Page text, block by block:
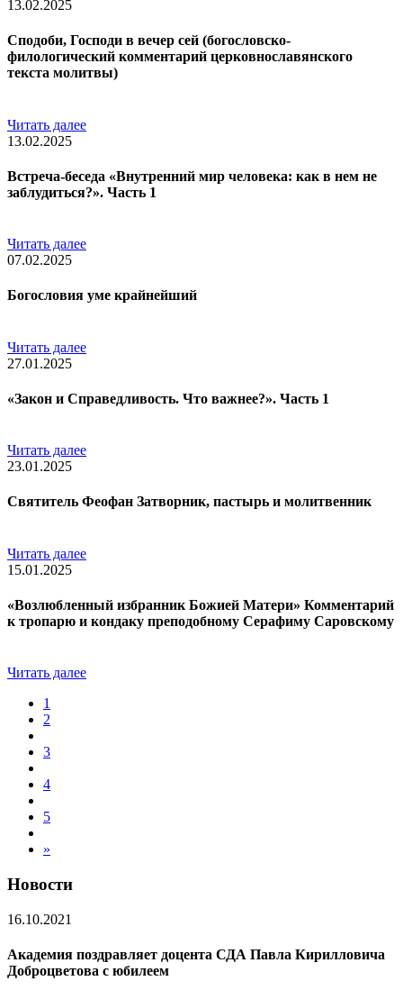
13.02.2025
Сподоби, Господи в вечер сей (богословско-
филологический комментарий церковнославянского
текста молитвы)
Читать далее
13.02.2025
Встреча-беседа «Внутренний мир человека: как в нем не
заблудиться?». Часть 1
Читать далее
07.02.2025
Богословия уме крайнейший
Читать далее
27.01.2025
«Закон и Справедливость. Что важнее?». Часть 1
Читать далее
23.01.2025
Святитель Феофан Затворник, пастырь и молитвенник
Читать далее
15.01.2025
«Возлюбленный избранник Божией Матери» Комментарий
к тропарю и кондаку преподобному Серафиму Саровскому
Читать далее
1
2
3
4
5
»
Новости
16.10.2021
Академия поздравляет доцента СДА Павла Кирилловича
Доброцветова с юбилеем